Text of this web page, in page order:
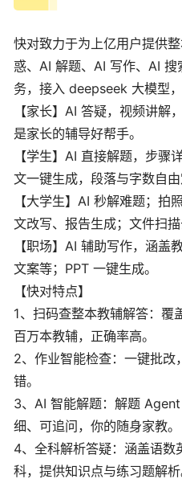
快对致力于为上亿用户提供
惑、AI 解题、AI 写作、AI
务，接入 deepseek 大模型，
【家长】AI 答疑，视频讲解
是家长的辅导好帮手。
【学生】AI 直接解题，步骤
文一键生成，段落与字数自由
【大学生】AI 秒解难题；拍
文改写、报告生成；文件扫描
【职场】AI 辅助写作，涵盖
文案等；PPT 一键生成。
【快对特点】
1、扫码查整本教辅解答：覆
百万本教辅，正确率高。
2、作业智能检查：一键批改
错。
3、AI 智能解题：解题
细、可追问，你的随身家教。
4、全科解析答疑：涵盖语数
科，提供知识点与练习题解析